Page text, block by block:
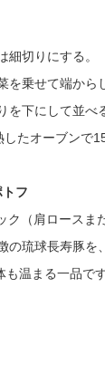
切りにする。
乗せて端から
下にして並べ
たオーブンで
フ
（肩ロースま
の琉球長寿豚を
温まる一品です